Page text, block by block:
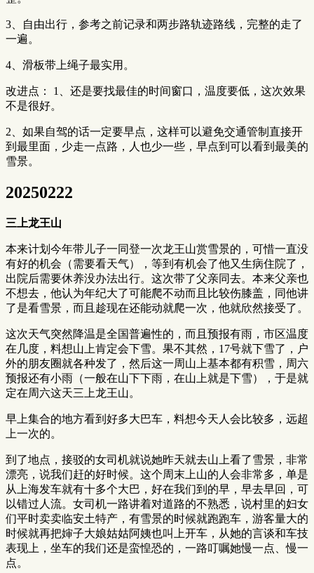
3、自由出行，参考之前记录和两步路轨迹路线，完整的走了
一遍。
4、滑板带上绳子最实用。
改进点： 1、还是要找最佳的时间窗口，温度要低，这次效果
不是很好。
2、如果自驾的话一定要早点，这样可以避免交通管制直接开
到最里面，少走一点路，人也少一些，早点到可以看到最美的
雪景。
20250222
三上龙王山
本来计划今年带儿子一同登一次龙王山赏雪景的，可惜一直没
有好的机会（需要看天气），等到有机会了他又生病住院了，
出院后需要休养没办法出行。这次带了父亲同去。本来父亲也
不想去，他认为年纪大了可能爬不动而且比较伤膝盖，同他讲
了是看雪景，而且趁现在还能动就爬一次，他就欣然接受了。
这次天气突然降温是全国普遍性的，而且预报有雨，市区温度
在几度，料想山上肯定会下雪。果不其然，17号就下雪了，户
外的朋友圈就各种发了，然后这一周山上基本都有积雪，周六
预报还有小雨（一般在山下下雨，在山上就是下雪），于是就
定在周六这天三上龙王山。
早上集合的地方看到好多大巴车，料想今天人会比较多，远超
上一次的。
到了地点，接驳的女司机就说她昨天就去山上看了雪景，非常
漂亮，说我们赶的好时候。这个周末上山的人会非常多，单是
从上海发车就有十多个大巴，好在我们到的早，早去早回，可
以错过人流。女司机一路讲着对道路的不熟悉，说村里的妇女
们平时卖卖临安土特产，有雪景的时候就跑跑车，游客量大的
时候就再把婶子大娘姑姑阿姨也叫上开车，从她的言谈和车技
表现上，坐车的我们还是蛮惶恐的，一路叮嘱她慢一点、慢一
点。